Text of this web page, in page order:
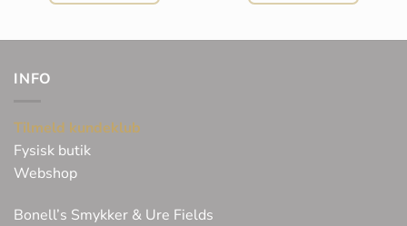
kr. 23.300,00. kr. 17.475,00.
INFO
Tilmeld kundeklub
Fysisk butik
Webshop
Bonell’s Smykker & Ure Fields